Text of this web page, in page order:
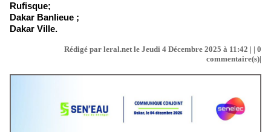
Rufisque;
Dakar Banlieue ;
Dakar Ville.
Rédigé par leral.net le Jeudi 4 Décembre 2025 à 11:42 | | 0
commentaire(s)|